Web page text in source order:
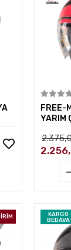
FREE-
YARIM
KARGO
BEDAVA